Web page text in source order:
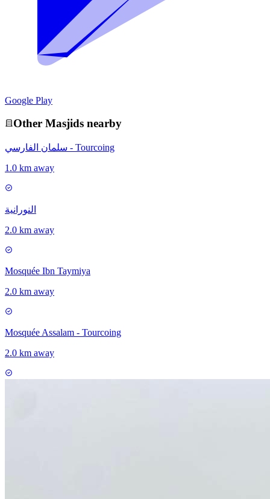
Google Play
Other Masjids nearby
سلمان الفارسي - Tourcoing
1.0 km away
النورانية
2.0 km away
Mosquée Ibn Taymiya
2.0 km away
Mosquée Assalam - Tourcoing
2.0 km away